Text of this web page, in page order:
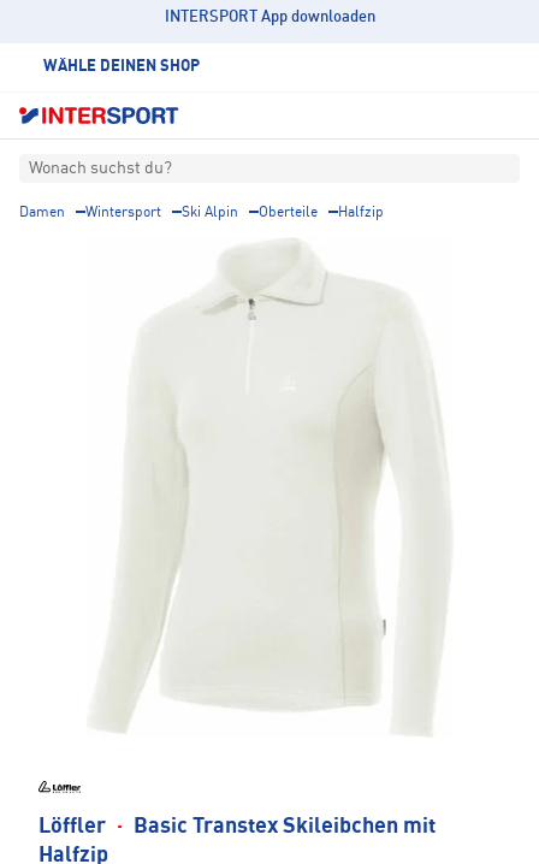
INTERSPORT App downloaden
WÄHLE DEINEN SHOP
Wonach suchst du?
Damen Wintersport Ski Alpin Oberteile Halfzip
Löffler ·
Basic Transtex Skileibchen mit
Halfzip